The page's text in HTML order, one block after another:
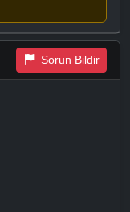
Sorun Bildir